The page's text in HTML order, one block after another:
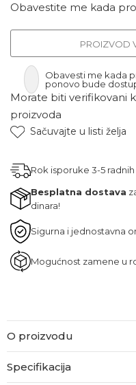
Obavestite me kada
PROIZVOD
Obavesti me kada
ponovo bude
Morate biti verifikovani
proizvoda
Sačuvajte u listi želja
Rok isporuke 3-5 radnih
Besplatna dostava
dinara!
Sigurna i jednostavna
Mogućnost zamene u
O proizvodu
Specifikacija